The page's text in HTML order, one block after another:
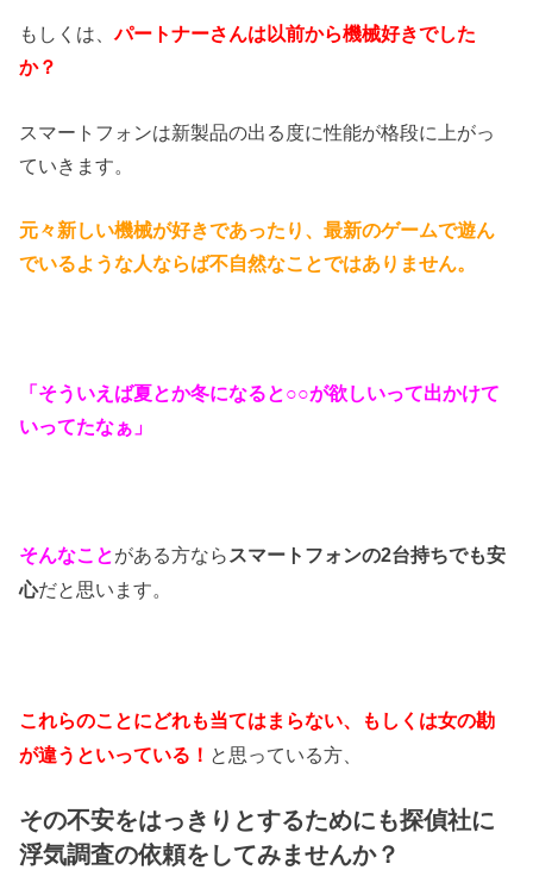
もしくは、パートナーさんは以前から機械好きでした
か？
スマートフォンは新製品の出る度に性能が格段に上がっ
ていきます。
元々新しい機械が好きであったり、最新のゲームで遊ん
でいるような人ならば不自然なことではありません。
「そういえば夏とか冬になると○○が欲しいって出かけて
いってたなぁ」
そんなことがある方なら スマートフォンの2台持ちでも安
心だと思います。
これらのことにどれも当てはまらない、もしくは女の勘
が違う といっている！ と思っている方、
その不安をはっきりとするためにも探偵社に
浮気調査の依頼をしてみませんか？